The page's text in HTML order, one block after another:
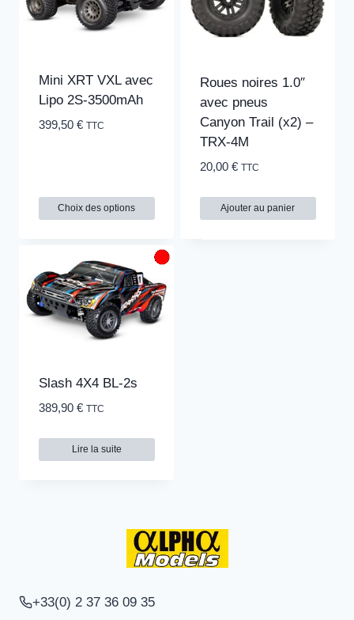
variations.
peuvent
être
choisies
variations.
Les
peuvent
être
choisies
sur
la
Mini XRT VXL avec
Lipo 2S-3500mAh
399,50 € TTC
Choix des options
a
plusieurs
variations.
peuvent
être
sur
la
Roues noires 1.0″
avec pneus
Canyon Trail (x2) –
TRX-4M
20,00 € TTC
Ajouter au panier
Slash 4X4 BL-2s
389,90 € TTC
Lire la suite
+33(0) 2 37 36 09 35